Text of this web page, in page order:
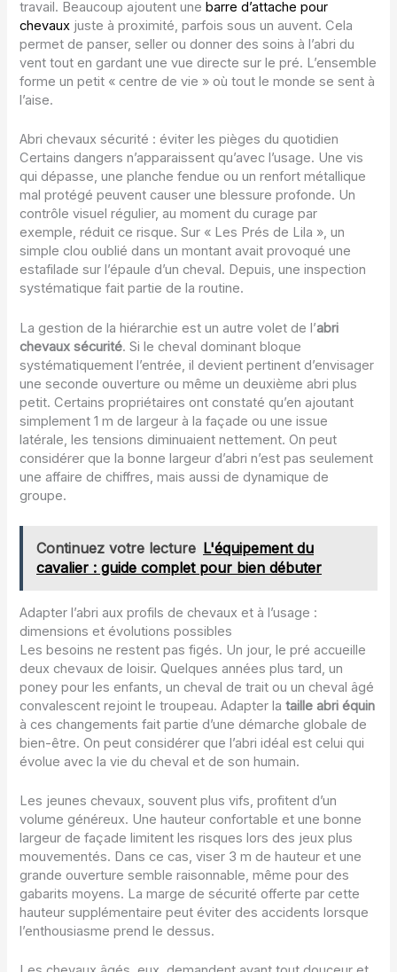
travail. Beaucoup ajoutent unebarre d’attache pour
chevaux juste à proximité, parfois sous un auvent. Cela
permet de panser, seller ou donner des soins à l’abri du
vent tout en gardant une vue directe sur le pré. L’ensemble
forme un petit « centre de vie » où tout le monde se sent à
l’aise.
Abri chevaux sécurité : éviter les pièges du quotidien
Certains dangers n’apparaissent qu’avec l’usage. Une vis
qui dépasse, une planche fendue ou un renfort métallique
mal protégé peuvent causer une blessure profonde. Un
contrôle visuel régulier, au moment du curage par
exemple, réduit ce risque. Sur « Les Prés de Lila », un
simple clou oublié dans un montant avait provoqué une
estafilade sur l’épaule d’un cheval. Depuis, une inspection
systématique fait partie de la routine.
La gestion de la hiérarchie est un autre volet de l’abri
chevaux sécurité. Si le cheval dominant bloque
systématiquement l’entrée, il devient pertinent d’envisager
une seconde ouverture ou même un deuxième abri plus
petit. Certains propriétaires ont constaté qu’en ajoutant
simplement 1 m de largeur à la façade ou une issue
latérale, les tensions diminuaient nettement. On peut
considérer que la bonne largeur d’abri n’est pas seulement
une affaire de chiffres, mais aussi de dynamique de
groupe.
Continuez votre lecture L'équipement du
cavalier : guide complet pour bien débuter
Adapter l’abri aux profils de chevaux et à l’usage :
dimensions et évolutions possibles
Les besoins ne restent pas figés. Un jour, le pré accueille
deux chevaux de loisir. Quelques années plus tard, un
poney pour les enfants, un cheval de trait ou un cheval âgé
convalescent rejoint le troupeau. Adapter lataille abri équin
à ces changements fait partie d’une démarche globale de
bien-être. On peut considérer que l’abri idéal est celui qui
évolue avec la vie du cheval et de son humain.
Les jeunes chevaux, souvent plus vifs, profitent d’un
volume généreux. Une hauteur confortable et une bonne
largeur de façade limitent les risques lors des jeux plus
mouvementés. Dans ce cas, viser 3 m de hauteur et une
grande ouverture semble raisonnable, même pour des
gabarits moyens. La marge de sécurité offerte par cette
hauteur supplémentaire peut éviter des accidents lorsque
l’enthousiasme prend le dessus.